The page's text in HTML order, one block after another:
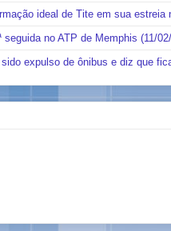
ideal de Tite em sua estreia
seguida no ATP de Memphis (11/
sido expulso de ônibus e diz que